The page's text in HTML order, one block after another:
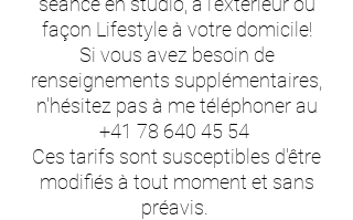
façon Lifestyle à votre domicile!
Si vous avez besoin de
renseignements supplémentaires,
n'hésitez pas à me téléphoner au
+41 78 640 45 54
Ces tarifs sont susceptibles d'être
modifiés à tout moment et sans
préavis.